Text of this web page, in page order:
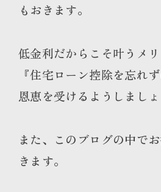
もおきます。
低金利だからこそ叶うメリ
『住宅ローン控除を忘れ
恩恵を受けるようしましょ
また、このブログの中で
きます。